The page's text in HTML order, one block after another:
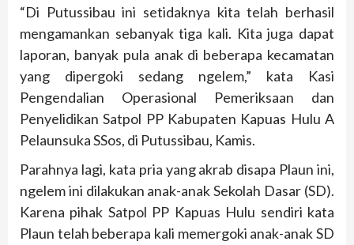
“Di Putussibau ini setidaknya kita telah berhasil
mengamankan sebanyak tiga kali. Kita juga dapat
laporan, banyak pula anak di beberapa kecamatan
yang dipergoki sedang ngelem,” kata Kasi
Pengendalian Operasional Pemeriksaan dan
Penyelidikan Satpol PP Kabupaten Kapuas Hulu A
Pelaunsuka SSos, di Putussibau, Kamis.
Parahnya lagi, kata pria yang akrab disapa Plaun ini,
ngelem ini dilakukan anak-anak Sekolah Dasar (SD).
Karena pihak Satpol PP Kapuas Hulu sendiri kata
Plaun telah beberapa kali memergoki anak-anak SD